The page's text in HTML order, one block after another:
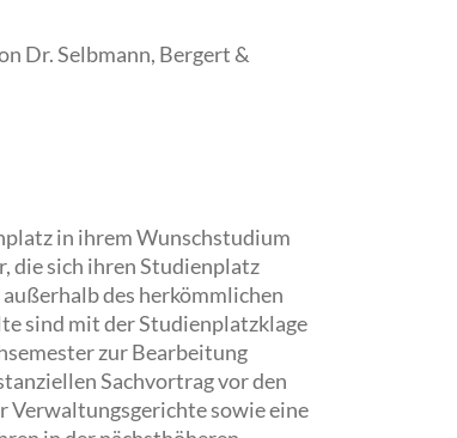
Dr. Selbmann, Bergert &
in ihrem Wunschstudium
die sich ihren Studienplatz
des herkömmlichen
sind mit der Studienplatzklage
zur Bearbeitung
Sachvortrag vor den
Verwaltungsgerichte sowie eine